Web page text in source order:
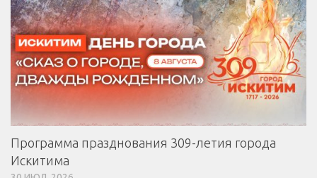
Программа празднования 309-летия города
Искитима